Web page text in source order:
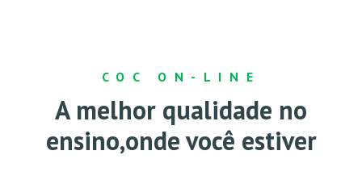
COC ON-LINE
A melhor qualidade no
ensino,onde você estiver